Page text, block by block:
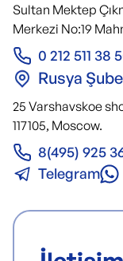
Sultan Mektep
Merkezi No:19
0 212 511 38
Rusya Şube
25 Varshavskoe
117105, Moscow.
8(495) 925
Telegram